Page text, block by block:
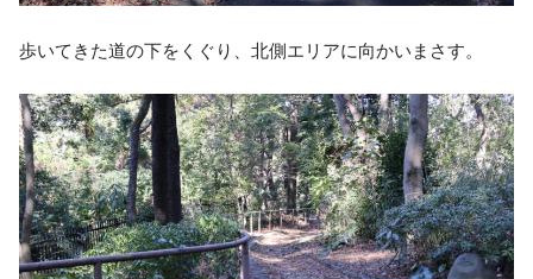
歩いてきた道の下をくぐり、北側エリアに向かいまさす。